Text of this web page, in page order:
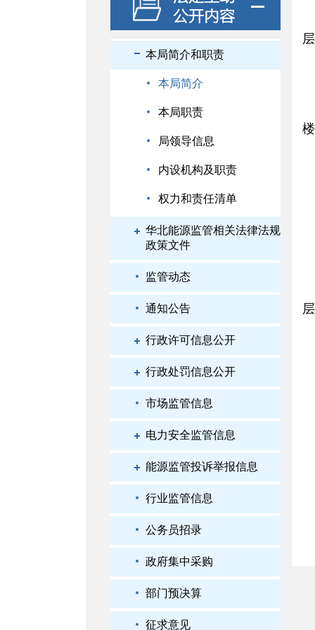
本局简介和职责
本局简介
本局职责
局领导信息
内设机构及职责
权力和责任清单
华北能源监管相关法律法规
政策文件
监管动态
通知公告
行政许可信息公开
行政处罚信息公开
市场监管信息
电力安全监管信息
能源监管投诉举报信息
行业监管信息
公务员招录
政府集中采购
部门预决算
征求意见
楼